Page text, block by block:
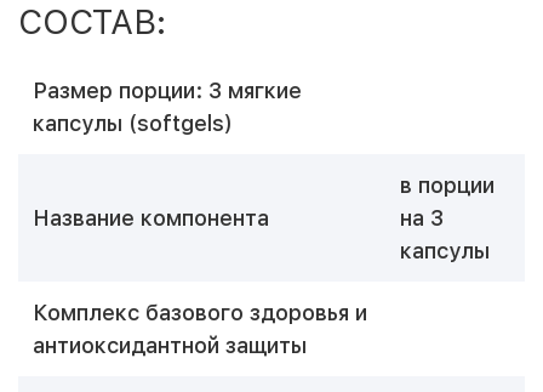
СОСТАВ:
Размер порции: 3 мягкие
капсулы (softgels)
Название компонента
в порции
на 3
капсулы
Комплекс базового здоровья и
антиоксидантной защиты